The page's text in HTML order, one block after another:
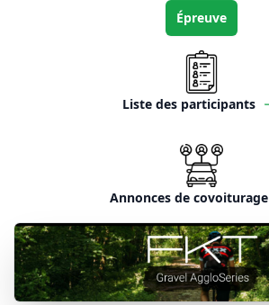
Épreuve
Liste des participants
Annonces de covoiturage